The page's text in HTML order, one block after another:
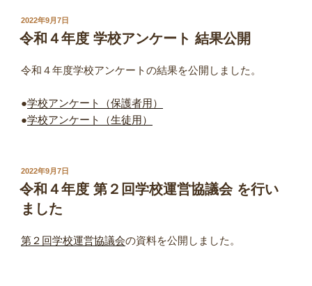
投
稿
日:
2022年9月7日
令和４年度 学校アンケート 結果公開
令和４年度学校アンケートの結果を公開しました。
●学校アンケート（保護者用）
●学校アンケート（生徒用）
投
稿
日:
2022年9月7日
令和４年度 第２回学校運営協議会 を行い
ました
第２回学校運営協議会の資料を公開しました。